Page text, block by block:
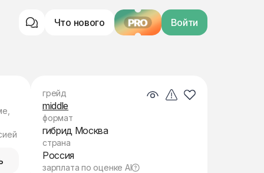
Что нового PRO Войти
грейд
middle
формат
гибрид Москва
страна
Россия
зарплата по оценке AI